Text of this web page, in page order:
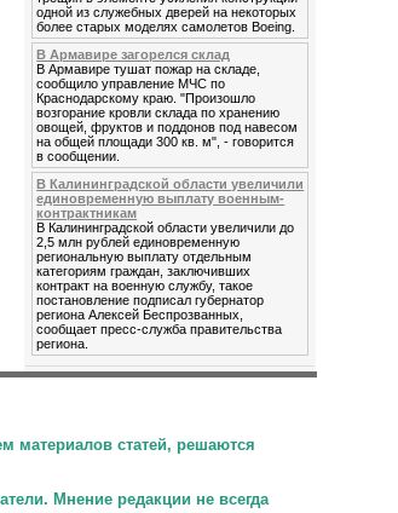
одной из служебных дверей на некоторых
более старых моделях самолетов Boeing.
В Армавире загорелся склад
В Армавире тушат пожар на складе,
сообщило управление МЧС по
Краснодарскому краю. "Произошло
возгорание кровли склада по хранению
овощей, фруктов и поддонов под навесом
на общей площади 300 кв. м", - говорится
в сообщении.
В Калининградской области увеличили
единовременную выплату военным-
контрактникам
В Калининградской области увеличили до
2,5 млн рублей единовременную
региональную выплату отдельным
категориям граждан, заключивших
контракт на военную службу, такое
постановление подписал губернатор
региона Алексей Беспрозванных,
сообщает пресс-служба правительства
региона.
материалов статей, решаются
Мнение редакции не всегда